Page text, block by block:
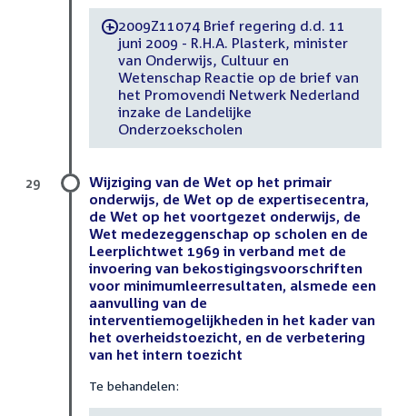
-2009Z11074 Brief regering d.d. 11
juni 2009 - R.H.A. Plasterk, minister
van Onderwijs, Cultuur en
Wetenschap Reactie op de brief van
het Promovendi Netwerk Nederland
inzake de Landelijke
Onderzoekscholen
Wijziging van de Wet op het primair
onderwijs, de Wet op de expertisecentra,
de Wet op het voortgezet onderwijs, de
Wet medezeggenschap op scholen en de
Leerplichtwet 1969 in verband met de
invoering van bekostigingsvoorschriften
voor minimumleerresultaten, alsmede een
aanvulling van de
interventiemogelijkheden in het kader van
het overheidstoezicht, en de verbetering
van het intern toezicht
Te behandelen:
29